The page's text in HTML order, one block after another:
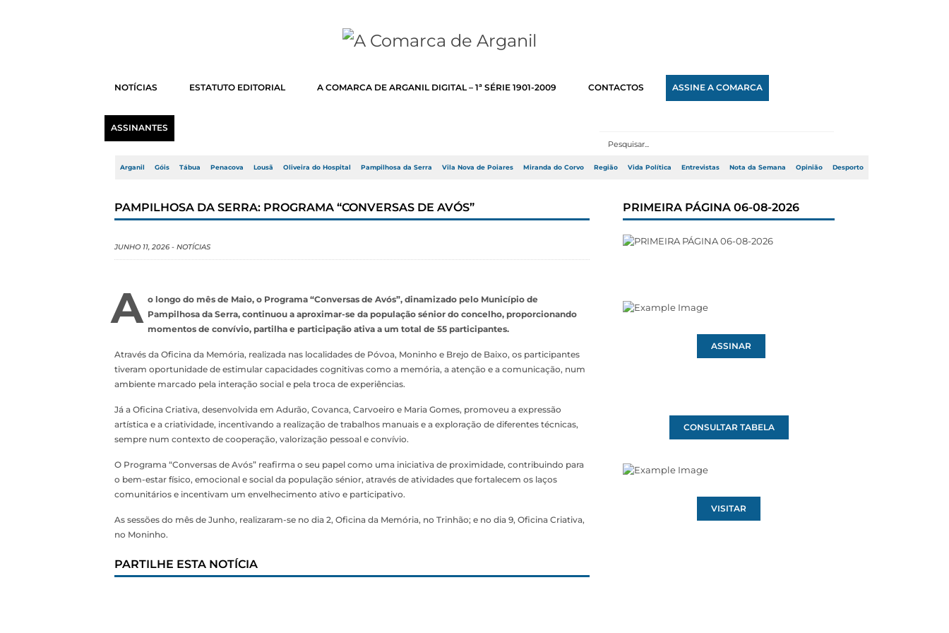
NOTÍCIAS ESTATUTO EDITORIAL A COMARCA DE ARGANIL DIGITAL – 1ª SÉRIE 1901-2009 CONTACTOS ASSINE A COMARCA
ASSINANTES
Arganil Góis Tábua Penacova Lousã Oliveira do Hospital Pampilhosa da Serra Vila Nova de Poiares Miranda do Corvo Região Vida Política Entrevistas Nota da Semana Opinião Desporto
PAMPILHOSA DA SERRA: PROGRAMA “CONVERSAS DE AVÓS”
JUNHO 11, 2026 - NOTÍCIAS
A o longo do mês de Maio, o Programa “Conversas de Avós”, dinamizado pelo Município de
Pampilhosa da Serra, continuou a aproximar-se da população sénior do concelho, proporcionando
momentos de convívio, partilha e participação ativa a um total de 55 participantes.
Através da Oficina da Memória, realizada nas localidades de Póvoa, Moninho e Brejo de Baixo, os participantes
tiveram oportunidade de estimular capacidades cognitivas como a memória, a atenção e a comunicação, num
ambiente marcado pela interação social e pela troca de experiências.
Já a Oficina Criativa, desenvolvida em Adurão, Covanca, Carvoeiro e Maria Gomes, promoveu a expressão
artística e a criatividade, incentivando a realização de trabalhos manuais e a exploração de diferentes técnicas,
sempre num contexto de cooperação, valorização pessoal e convívio.
O Programa “Conversas de Avós” reafirma o seu papel como uma iniciativa de proximidade, contribuindo para
o bem-estar físico, emocional e social da população sénior, através de atividades que fortalecem os laços
comunitários e incentivam um envelhecimento ativo e participativo.
As sessões do mês de Junho, realizaram-se no dia 2, Oficina da Memória, no Trinhão; e no dia 9, Oficina Criativa,
no Moninho.
PARTILHE ESTA NOTÍCIA
PRIMEIRA PÁGINA 06-08-2026
ASSINAR
CONSULTAR TABELA
VISITAR